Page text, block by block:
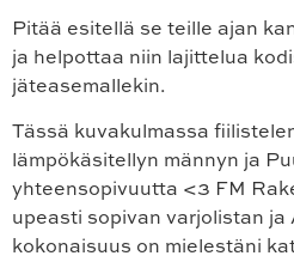
Pitää esitellä se teille ajan
ja helpottaa niin lajittelua
jäteasemallekin.
Tässä kuvakulmassa
lämpökäsitellyn männyn ja
yhteensopivuutta <3 FM
upeasti sopivan varjolistan
kokonaisuus on mielestäni